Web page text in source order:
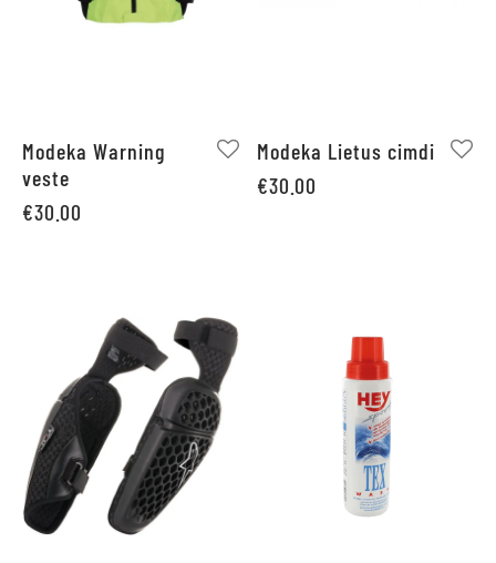
Modeka Warning
veste
€30.00
Modeka Lietus cimdi
€30.00